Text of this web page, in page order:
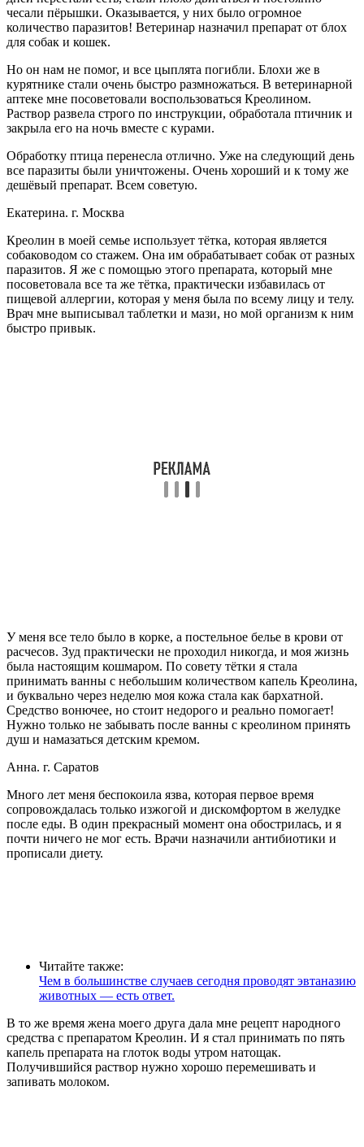
чесали пёрышки. Оказывается, у них было огромное
количество паразитов! Ветеринар назначил препарат от блох
для собак и кошек.
Но он нам не помог, и все цыплята погибли. Блохи же в
курятнике стали очень быстро размножаться. В ветеринарной
аптеке мне посоветовали воспользоваться Креолином.
Раствор развела строго по инструкции, обработала птичник и
закрыла его на ночь вместе с курами.
Обработку птица перенесла отлично. Уже на следующий день
все паразиты были уничтожены. Очень хороший и к тому же
дешёвый препарат. Всем советую.
Екатерина. г. Москва
Креолин в моей семье использует тётка, которая является
собаководом со стажем. Она им обрабатывает собак от разных
паразитов. Я же с помощью этого препарата, который мне
посоветовала все та же тётка, практически избавилась от
пищевой аллергии, которая у меня была по всему лицу и телу.
Врач мне выписывал таблетки и мази, но мой организм к ним
быстро привык.
У меня все тело было в корке, а постельное белье в крови от
расчесов. Зуд практически не проходил никогда, и моя жизнь
была настоящим кошмаром. По совету тётки я стала
принимать ванны с небольшим количеством капель Креолина,
и буквально через неделю моя кожа стала как бархатной.
Средство вонючее, но стоит недорого и реально помогает!
Нужно только не забывать после ванны с креолином принять
душ и намазаться детским кремом.
Анна. г. Саратов
Много лет меня беспокоила язва, которая первое время
сопровождалась только изжогой и дискомфортом в желудке
после еды. В один прекрасный момент она обострилась, и я
почти ничего не мог есть. Врачи назначили антибиотики и
прописали диету.
Читайте также:
Чем в большинстве случаев сегодня проводят эвтаназию
животных — есть ответ.
В то же время жена моего друга дала мне рецепт народного
средства с препаратом Креолин. И я стал принимать по пять
капель препарата на глоток воды утром натощак.
Получившийся раствор нужно хорошо перемешивать и
запивать молоком.